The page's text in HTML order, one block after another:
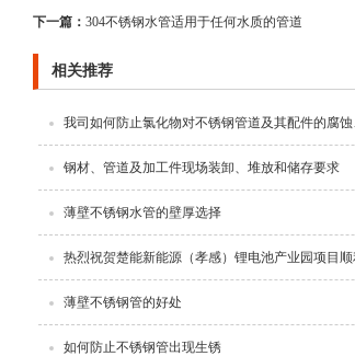
下一篇： 304不锈钢水管适用于任何水质的管道
相关推荐
我司如何防止氯化物对不锈钢管道及其配件的腐
钢材、管道及加工件现场装卸、堆放和储存要求
薄壁不锈钢水管的壁厚选择
热烈祝贺楚能新能源（孝感）锂电池产业园项目
薄壁不锈钢管的好处
如何防止不锈钢管出现生锈